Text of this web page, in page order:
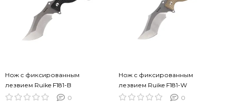
Нож с фиксированным
лезвием Ruike F181-B
0
Нож с фиксированным
лезвием Ruike F181-W
0